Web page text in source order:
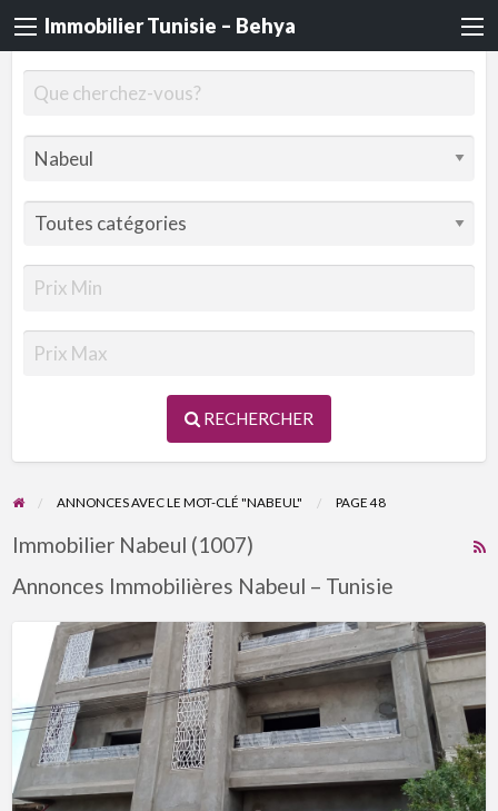
Immobilier Tunisie – Behya
RECHERCHER
ANNONCES AVEC LE MOT-CLÉ "NABEUL" PAGE 48
Immobilier Nabeul (1007)
Annonces Immobilières Nabeul – Tunisie